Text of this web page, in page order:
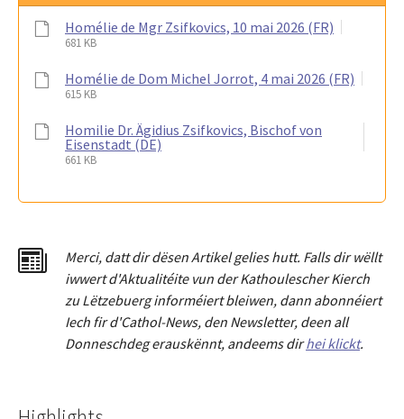
Homélie de Mgr Zsifkovics, 10 mai 2026 (FR)
681 KB
Homélie de Dom Michel Jorrot, 4 mai 2026 (FR)
615 KB
Homilie Dr. Ägidius Zsifkovics, Bischof von
Eisenstadt (DE)
661 KB
Merci, dattdir dësen Artikel gelies hutt. Falls dir wëllt
iwwert d'Aktualitéite vun der Kathoulescher Kierch
zu Lëtzebuerg informéiert bleiwen, dann abonnéiert
Iech fir d'Cathol-News, den Newsletter, deen all
Donneschdeg erauskënnt, andeems dirhei klickt.